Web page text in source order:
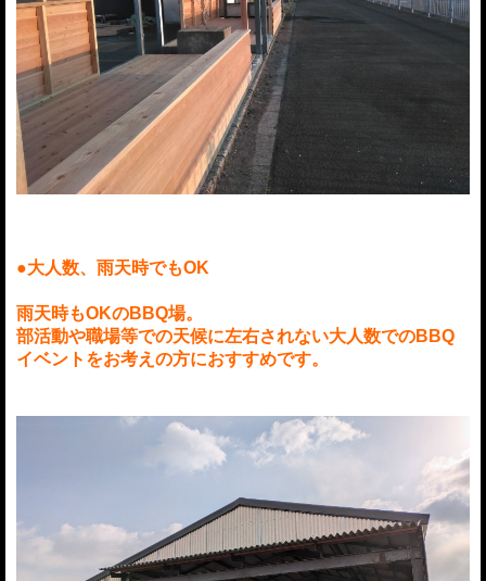
●大人数、雨天時でもOK
雨天時もOKのBBQ場。
部活動や職場等での天候に左右されない大人数でのBBQ
イベントをお考えの方におすすめです。